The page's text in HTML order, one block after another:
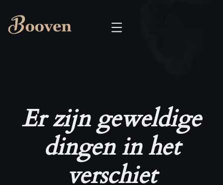
Er zijn geweldige
dingen in het
verschiet